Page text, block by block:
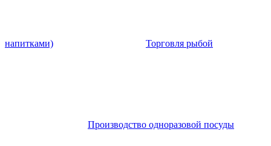
напитками) Торговля рыбой
Производство одноразовой посуды